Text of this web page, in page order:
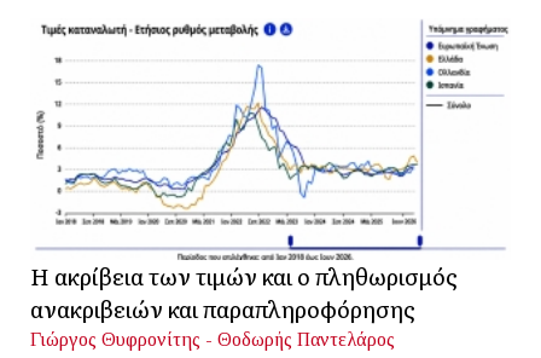
Η ακρίβεια των τιμών και ο πληθωρισμός
ανακριβειών και παραπληροφόρησης
Γιώργος Θυφρονίτης - Θοδωρής Παντελάρος